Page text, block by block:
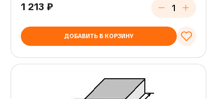
1 213 ₽
ДОБАВИТЬ В КОРЗИНУ